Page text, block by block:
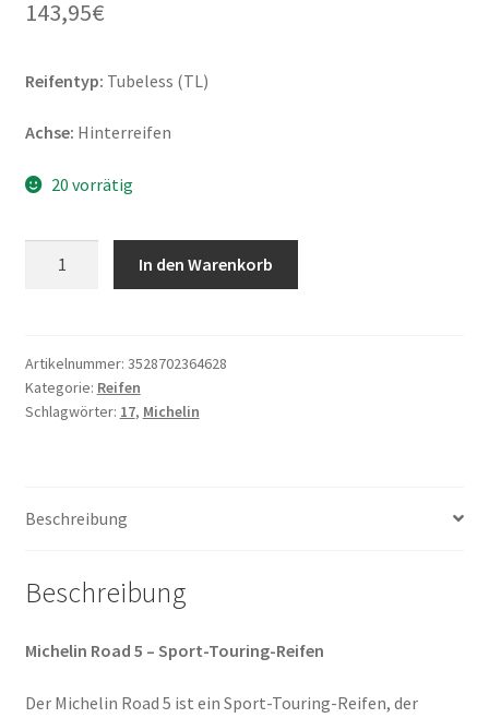
143,95€
Reifentyp: Tubeless (TL)
Achse: Hinterreifen
20 vorrätig
ZR
17
(69W)
In den Warenkorb
Artikelnummer: 3528702364628
Kategorie: Reifen
Schlagwörter: 17, Michelin
Beschreibung
Beschreibung
Michelin Road 5 – Sport-Touring-Reifen
Der Michelin Road 5 ist ein Sport-Touring-Reifen, der